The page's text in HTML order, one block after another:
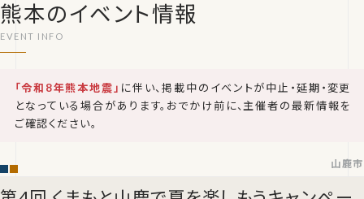
熊本のイベント情報
「令和8年熊本地震」 に伴い、掲載中のイベントが中止・延期・変更
となっている場合があります。おでかけ前に、主催者の最新情報を
ご確認ください。
山鹿市